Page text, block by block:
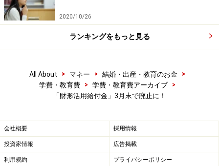
2020/10/26
ランキングをもっと見る
All About > マネー > 結婚・出産・教育のお金
>
学費・教育費
> 学費・教育費アーカイブ
>
「財形活用給付金」3月末で廃止に！
会社概要 採用情報
投資家情報 広告掲載
利用規約 プライバシーポリシー